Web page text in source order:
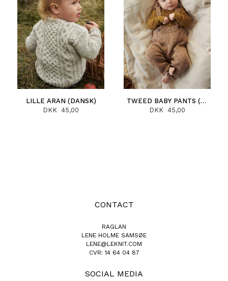
LILLE ARAN (DANSK)
DKK 45,00
TWEED BABY PANTS (DANSK)
DKK 45,00
CONTACT
RAGLAN
LENE HOLME SAMSØE
LENE@LEKNIT.COM
CVR: 14 64 04 87
SOCIAL MEDIA